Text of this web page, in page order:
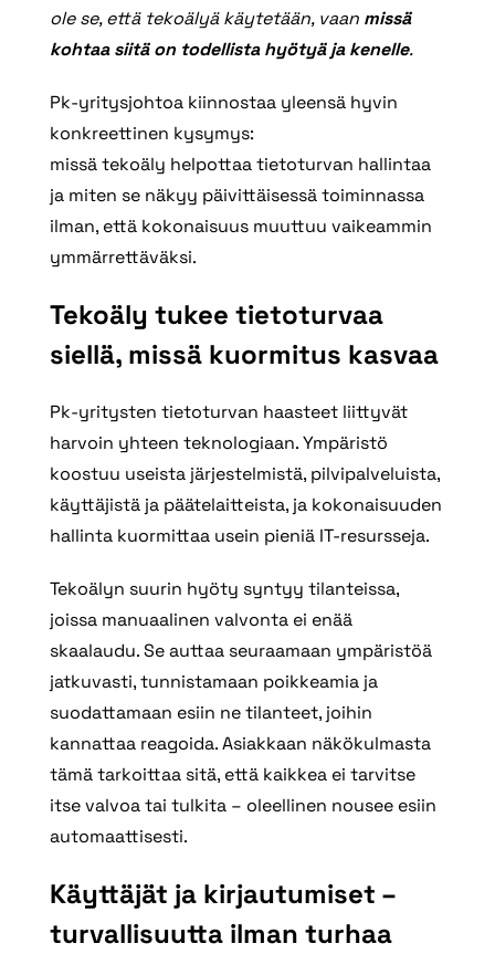
ole se, että tekoälyä käytetään, vaan missä
kohtaa siitä on todellista hyötyä ja kenelle.
Pk‑yritysjohtoa kiinnostaa yleensä hyvin
konkreettinen kysymys:
missä tekoäly helpottaa tietoturvan hallintaa
ja miten se näkyy päivittäisessä toiminnassa
ilman, että kokonaisuus muuttuu vaikeammin
ymmärrettäväksi.
Tekoäly tukee tietoturvaa
siellä, missä kuormitus kasvaa
Pk‑yritysten tietoturvan haasteet liittyvät
harvoin yhteen teknologiaan. Ympäristö
koostuu useista järjestelmistä, pilvipalveluista,
käyttäjistä ja päätelaitteista, ja kokonaisuuden
hallinta kuormittaa usein pieniä IT‑resursseja.
Tekoälyn suurin hyöty syntyy tilanteissa,
joissa manuaalinen valvonta ei enää
skaalaudu. Se auttaa seuraamaan ympäristöä
jatkuvasti, tunnistamaan poikkeamia ja
suodattamaan esiin ne tilanteet, joihin
kannattaa reagoida. Asiakkaan näkökulmasta
tämä tarkoittaa sitä, että kaikkea ei tarvitse
itse valvoa tai tulkita – oleellinen nousee esiin
automaattisesti.
Käyttäjät ja kirjautumiset –
turvallisuutta ilman turhaa